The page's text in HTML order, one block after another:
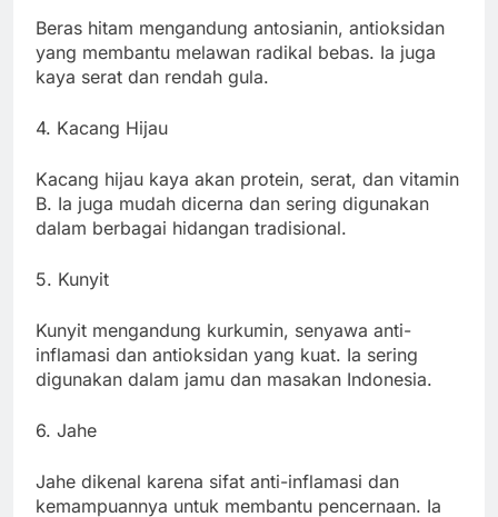
Beras hitam mengandung antosianin, antioksidan
yang membantu melawan radikal bebas. Ia juga
kaya serat dan rendah gula.
4. Kacang Hijau
Kacang hijau kaya akan protein, serat, dan vitamin
B. Ia juga mudah dicerna dan sering digunakan
dalam berbagai hidangan tradisional.
5. Kunyit
Kunyit mengandung kurkumin, senyawa anti-
inflamasi dan antioksidan yang kuat. Ia sering
digunakan dalam jamu dan masakan Indonesia.
6. Jahe
Jahe dikenal karena sifat anti-inflamasi dan
kemampuannya untuk membantu pencernaan. Ia